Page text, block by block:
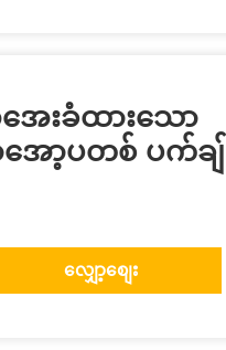
ေးခံထားသော
ော့ပတစ် ပက်ချ်
လျှော့စျေး